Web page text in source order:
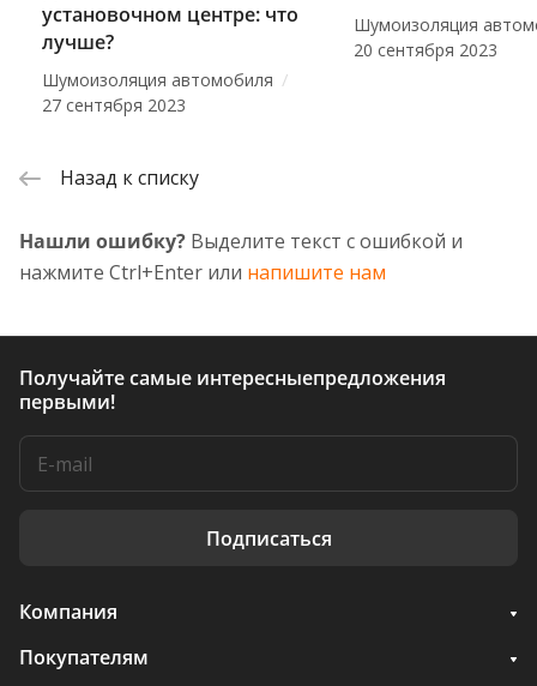
установочном центре: что
лучше?
Шумоизоляция автомобиля /
27 сентября 2023
Шумоизоляция
20 сентября 2023
Назад к списку
Нашли ошибку? Выделите текст с ошибкой и
нажмите Ctrl+Enter или напишите нам
Получайте самые интересныепредложения
первыми!
Подписаться
Компания
Покупателям